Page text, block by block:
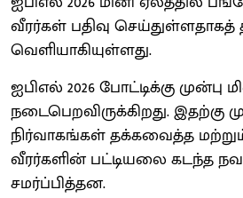
வீரர்கள் பதிவு
வெளியாகியுள்ளது.
ஐபிஎல் 2026 போட்டிக்கு முன்பு
நடைபெறவிருக்கிறது.
நிர்வாகங்கள் தக்கவைத்த மற்றும்
வீரர்களின் பட்டியலை கடந்த
சமர்ப்பித்தன.